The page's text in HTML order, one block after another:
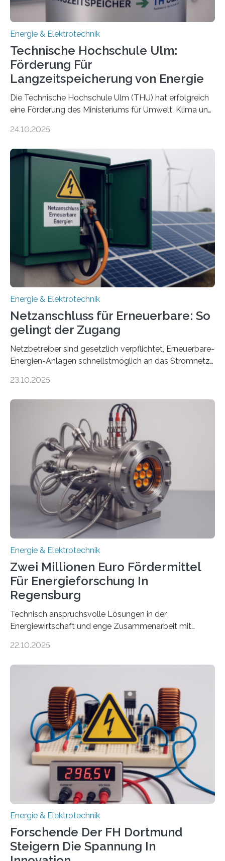
Energie & Elektrotechnik
Technische Hochschule Ulm:
Förderung Für
Langzeitspeicherung von Energie
Die Technische Hochschule Ulm (THU) hat erfolgreich
eine Förderung des Ministeriums für Umwelt, Klima und
Forschungsprojekt „LAGER – Langzeitspeicherung in
Quartieren“ eingeworben. Ziel des Projekts ist die
Entwicklung, Erprobung und Demonstration von
Konzepten zur langfristigen Energiespeicherung in
sektorübergreifend vernetzten Energiesystemen. Das
Projekt startete am 15. Oktober 2025, hat eine Laufzeit
von drei Jahren und ein Gesamtvolumen von rund 2,9
Millionen Euro, wovon 2,6 Millionen Euro durch das
Ministerium für Umwelt, Klima und…
24.10.2025
Energie & Elektrotechnik
Netzanschluss für Erneuerbare: So
gelingt der Zugang
Netzbetreiber sind gesetzlich verpflichtet, Erneuerbare-
Energien-Anlagen schnellstmöglich an das Stromnetz
ermöglichen. Doch der dafür nötige Netzausbau hinkt
einem „Anschlussstau“. Die Stiftung
Umweltenergierecht hat den Rechtsrahmen in einem
neuen Bericht für die Praxis eingeordnet – inklusive der
Rolle von flexiblen Netzanschlussvereinbarungen. Der
Netzanschluss von Erneuerbare-Energien-Anlagen
(EE-Anlagen) ist entscheidend für die Energiewende.
Denn ohne Anschluss an das Netz kann kein Strom
eingespeist werden. Nach dem Erneuerbare-Energien-
Gesetz (EEG) sind Netzbetreiber…
23.10.2025
Energie & Elektrotechnik
Zwei Millionen Euro Fördermittel
Für Energieforschung In
Regensburg
Technisch anspruchsvolle Lösungen in der
Energiewirtschaft und enge Zusammenarbeit mit
neuen EU-geförderten Transfer-Projekte zu
Energietechnologien werden vom Europäischen
Sozialfonds Plus (ESF+) gefördert – mit einer
Gesamtsumme von mehr als zwei Millionen Euro.
Damit zählt die Hochschule zu den großen
Gewinnerinnen der aktuellen Förderrunde des
Bayerischen Wissenschaftsministeriums. Im
Mittelpunkt steht der direkte Wissenstransfer: Neue
wissenschaftliche Erkenntnisse sollen rasch in die
22.10.2025
Energie & Elektrotechnik
Forschende Der FH Dortmund
Steigern Die Spannung In